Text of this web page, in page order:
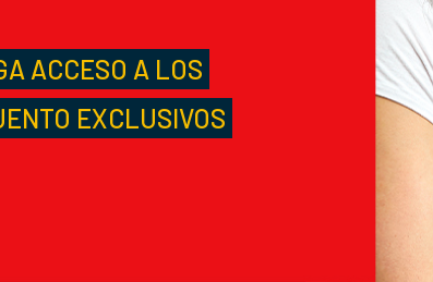
ACCESO A LOS
EXCLUSIVOS